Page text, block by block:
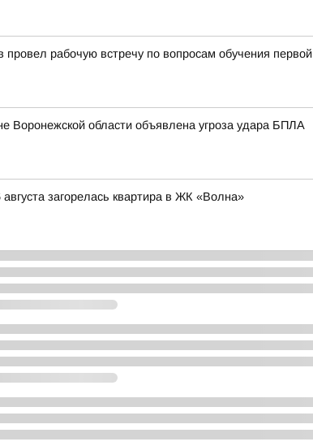
провел рабочую встречу по вопросам обучения
Воронежской области объявлена угроза удара БПЛА
загорелась квартира в ЖК «Волна»